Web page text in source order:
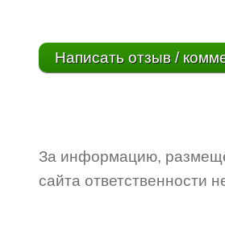
Написать отзыв /
За информацию,
сайта ответственности